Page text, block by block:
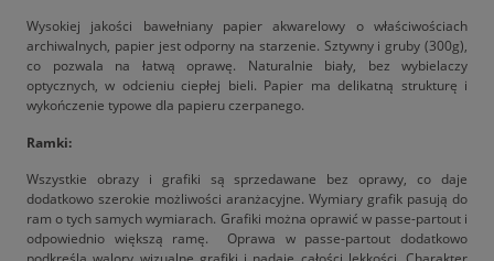
Wysokiej jakości bawełniany papier akwarelowy o właściwościach
archiwalnych, papier jest odporny na starzenie. Sztywny i gruby (300g),
co pozwala na łatwą oprawę. Naturalnie biały, bez wybielaczy
optycznych, w odcieniu ciepłej bieli. Papier ma delikatną strukturę i
wykończenie typowe dla papieru czerpanego.
Ramki:
Wszystkie obrazy i grafiki są sprzedawane bez oprawy, co daje
dodatkowo szerokie możliwości aranżacyjne. Wymiary grafik pasują do
ram o tych samych wymiarach. Grafiki można oprawić w passe-partout i
odpowiednio większą ramę. Oprawa w passe-partout dodatkowo